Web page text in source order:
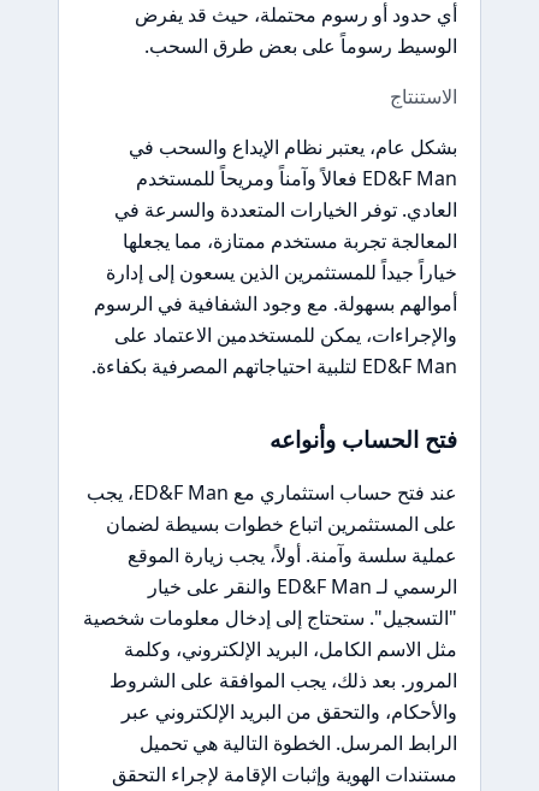
أي حدود أو رسوم محتملة، حيث قد يفرض
الوسيط رسوماً على بعض طرق السحب.
الاستنتاج
بشكل عام، يعتبر نظام الإيداع والسحب في
ED&F Man فعالاً وآمناً ومريحاً للمستخدم
العادي. توفر الخيارات المتعددة والسرعة في
المعالجة تجربة مستخدم ممتازة، مما يجعلها
خياراً جيداً للمستثمرين الذين يسعون إلى إدارة
أموالهم بسهولة. مع وجود الشفافية في الرسوم
والإجراءات، يمكن للمستخدمين الاعتماد على
ED&F Man لتلبية احتياجاتهم المصرفية بكفاءة.
فتح الحساب وأنواعه
عند فتح حساب استثماري مع ED&F Man، يجب
على المستثمرين اتباع خطوات بسيطة لضمان
عملية سلسة وآمنة. أولاً، يجب زيارة الموقع
الرسمي لـ ED&F Man والنقر على خيار
"التسجيل". ستحتاج إلى إدخال معلومات شخصية
مثل الاسم الكامل، البريد الإلكتروني، وكلمة
المرور. بعد ذلك، يجب الموافقة على الشروط
والأحكام، والتحقق من البريد الإلكتروني عبر
الرابط المرسل. الخطوة التالية هي تحميل
مستندات الهوية وإثبات الإقامة لإجراء التحقق